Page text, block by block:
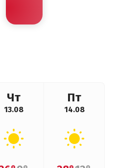
Чт
13.08
Пт
14.08